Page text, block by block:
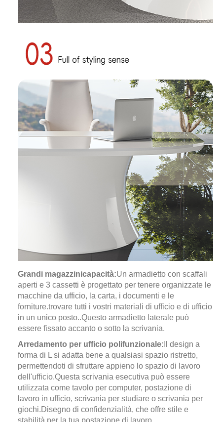
Grandi magazzinicapacità:Un armadietto con scaffali
aperti e 3 cassetti è progettato per tenere organizzate le
macchine da ufficio, la carta, i documenti e le
forniture.trovare tutti i vostri materiali di ufficio e di ufficio
in un unico posto..Questo armadietto laterale può
essere fissato accanto o sotto la scrivania.
Arredamento per ufficio polifunzionale: Il design a
forma di L si adatta bene a qualsiasi spazio ristretto,
permettendoti di sfruttare appieno lo spazio di lavoro
dell'ufficio.Questa scrivania esecutiva può essere
utilizzata come tavolo per computer, postazione di
lavoro in ufficio, scrivania per studiare o scrivania per
giochi.Disegno di confidenzialità, che offre stile e
stabilità per la tua postazione di lavoro.